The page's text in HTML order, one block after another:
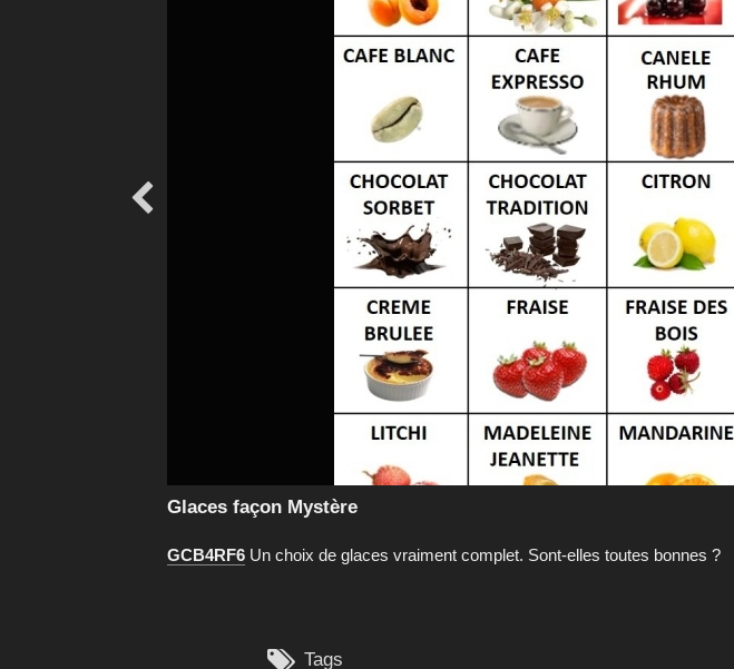

Glaces façon Mystère
GCB4RF6Un choix de glaces vraiment complet. Sont-elles toutes bonnes ?
 Tags